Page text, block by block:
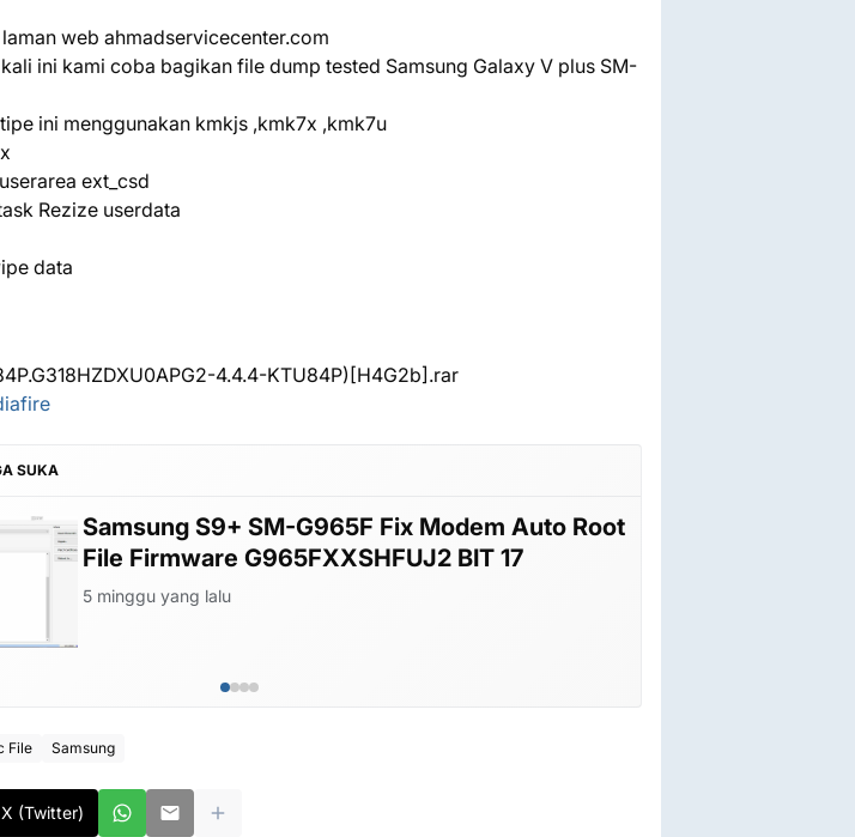
web ahmadservicecenter.com
ini kami coba bagikan file dump tested Samsung Galaxy V plus SM-
ini menggunakan kmkjs ,kmk7x ,kmk7u
ext_csd
Rezize userdata
data
4.4.4-KTU84P)[H4G2b].rar
SUKA
Samsung S9+ SM-G965F Fix Modem Auto Root
File Firmware G965FXXSHFUJ2 BIT 17
5 minggu yang lalu
File Samsung
X (Twitter)